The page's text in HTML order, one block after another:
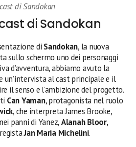
di Sandokan
di Sandokan
di Sandokan, la nuova
sullo schermo uno dei personaggi
d’avventura, abbiamo avuto la
un’intervista al cast principale e il
il senso e l’ambizione del progetto.
Can Yaman, protagonista nel ruolo
, che interpreta James Brooke,
panni di Yanez,Alanah Bloor,
Jan Maria Michelini.